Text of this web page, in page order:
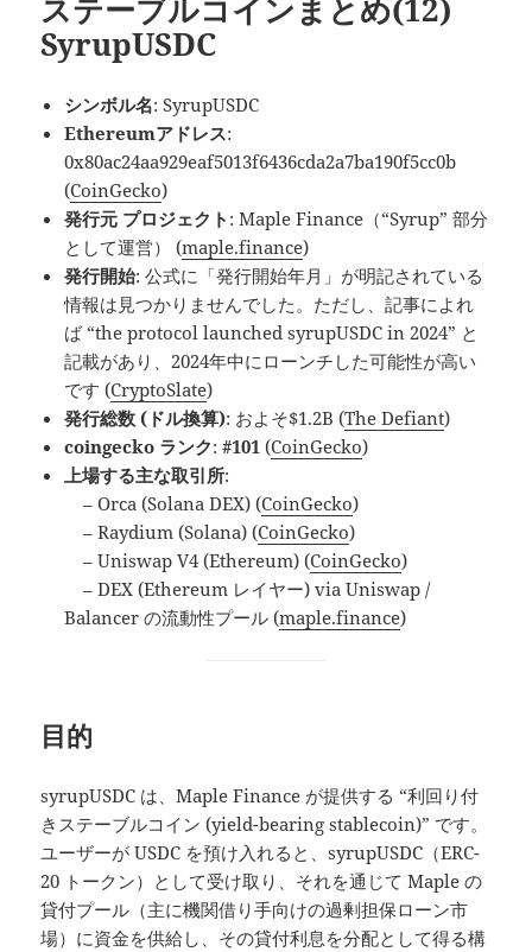
ステーブルコインまとめ(12)
SyrupUSDC
シンボル名: SyrupUSDC
Ethereumアドレス:
0x80ac24aa929eaf5013f6436cda2a7ba190f5cc0b
(CoinGecko)
発行元 プロジェクト : Maple Finance（“Syrup” 部分
として運営） (maple.finance)
発行開始: 公式に「発行開始年月」が明記されている
情報は見つかりませんでした。ただし、記事によれ
ば “the protocol launched syrupUSDC in 2024” と
記載があり、2024年中にローンチした可能性が高い
です (CryptoSlate)
発行総数 (ドル換算): およそ$1.2B (The Defiant)
coingecko ランク:#101 (CoinGecko)
上場する主な取引所:
– Orca (Solana DEX) (CoinGecko)
– Raydium (Solana) (CoinGecko)
– Uniswap V4 (Ethereum) (CoinGecko)
– DEX (Ethereum レイヤー) via Uniswap /
Balancer の流動性プール (maple.finance)
目的
syrupUSDC は、Maple Finance が提供する “利回り付
きステーブルコイン (yield-bearing stablecoin)” です。
ユーザーが USDC を預け入れると、syrupUSDC（ERC-
20 トークン）として受け取り、それを通じて Maple の
貸付プール（主に機関借り手向けの過剰担保ローン市
場）に資金を供給し、その貸付利息を分配として得る構